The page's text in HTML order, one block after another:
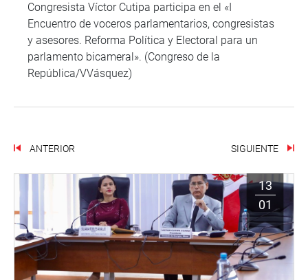
Congresista Víctor Cutipa participa en el «I
Encuentro de voceros parlamentarios, congresistas
y asesores. Reforma Política y Electoral para un
parlamento bicameral». (Congreso de la
República/VVásquez)
ANTERIOR SIGUIENTE
13
01